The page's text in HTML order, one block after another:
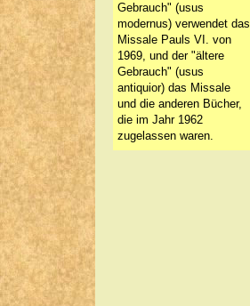
Gebrauch" (usus
modernus) verwendet das
Missale Pauls VI. von
1969, und der "ältere
Gebrauch" (usus
antiquior) das Missale
und die anderen Bücher,
die im Jahr 1962
zugelassen waren.